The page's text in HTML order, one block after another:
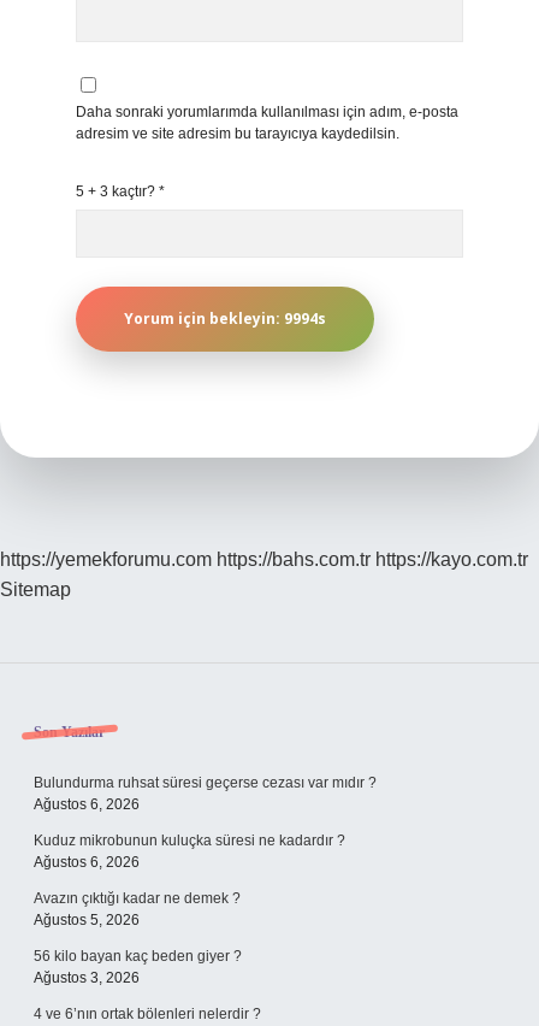
Daha sonraki yorumlarımda kullanılması için adım, e-posta
adresim ve site adresim bu tarayıcıya kaydedilsin.
5 + 3 kaçtır? *
https://yemekforumu.com https://bahs.com.tr https://kayo.com.tr
Sitemap
Sidebar
Son Yazılar
Bulundurma ruhsat süresi geçerse cezası var mıdır ?
Ağustos 6, 2026
Kuduz mikrobunun kuluçka süresi ne kadardır ?
Ağustos 6, 2026
Avazın çıktığı kadar ne demek ?
Ağustos 5, 2026
56 kilo bayan kaç beden giyer ?
Ağustos 3, 2026
4 ve 6’nın ortak bölenleri nelerdir ?